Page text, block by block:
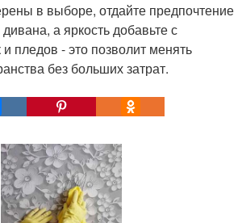
в выборе, отдайте предпочтение
а яркость добавьте с
пледов - это позволит менять
без больших затрат.